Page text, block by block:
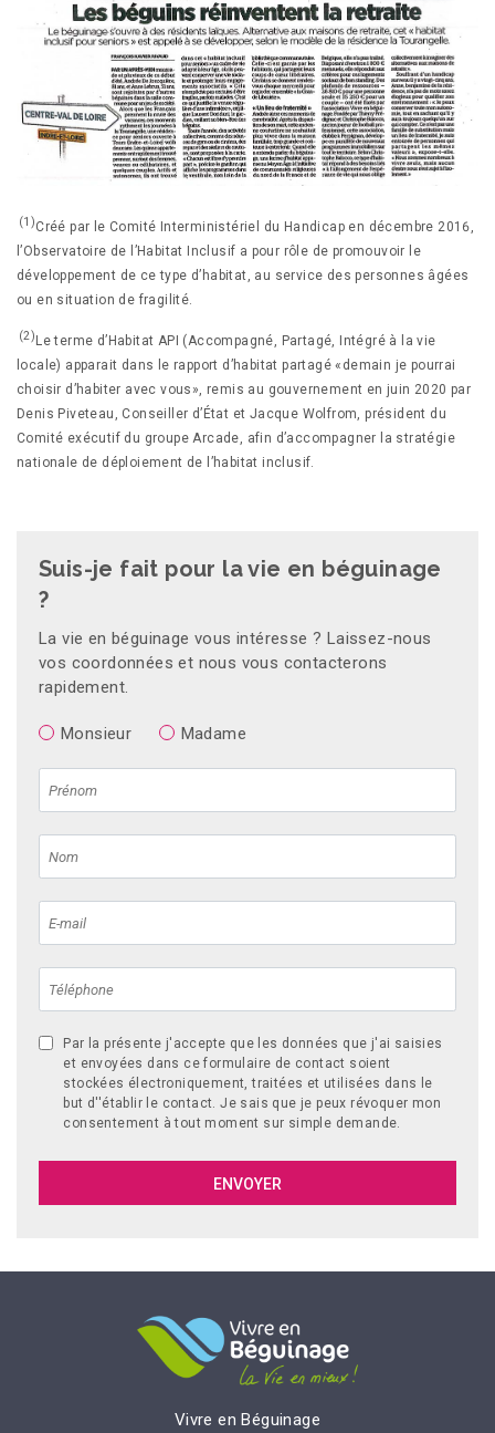
(1)Créé par le Comité Interministériel du Handicap en décembre 2016,
l’Observatoire de l’Habitat Inclusif a pour rôle de promouvoir le
développement de ce type d’habitat, au service des personnes âgées
ou en situation de fragilité.
(2)Le terme d’Habitat API (Accompagné, Partagé, Intégré à la vie
locale) apparait dans le rapport d’habitat partagé «demain je pourrai
choisir d’habiter avec vous», remis au gouvernement en juin 2020 par
Denis Piveteau, Conseiller d’État et Jacque Wolfrom, président du
Comité exécutif du groupe Arcade, afin d’accompagner la stratégie
nationale de déploiement de l’habitat inclusif.
Suis-je fait pour la vie en béguinage
?
La vie en béguinage vous intéresse ? Laissez-nous
vos coordonnées et nous vous contacterons
rapidement.
Monsieur Madame
Par la présente j'accepte que les données que j'ai saisies
et envoyées dans ce formulaire de contact soient
stockées électroniquement, traitées et utilisées dans le
but d''établir le contact. Je sais que je peux révoquer mon
consentement à tout moment sur simple demande.
Vivre en Béguinage